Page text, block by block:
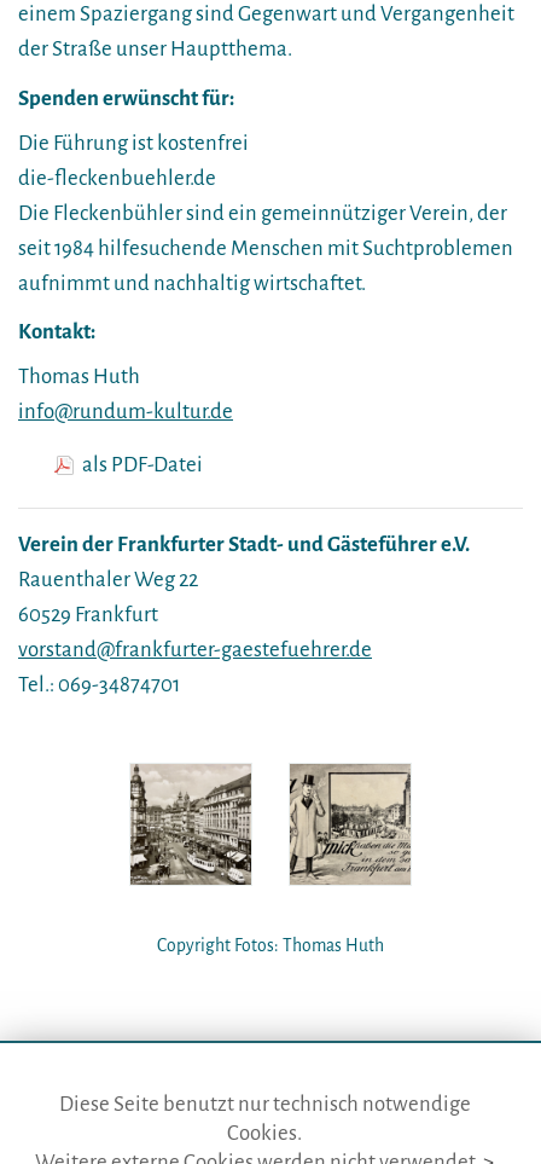
einem Spaziergang sind Gegenwart und Vergangenheit
der Straße unser Hauptthema.
Spenden erwünscht für:
Die Führung ist kostenfrei
die-fleckenbuehler.de
Die Fleckenbühler sind ein gemeinnütziger Verein, der
seit 1984 hilfesuchende Menschen mit Suchtproblemen
aufnimmt und nachhaltig wirtschaftet.
Kontakt:
Thomas Huth
info@rundum-kultur.de
als PDF-Datei
Verein der Frankfurter Stadt- und Gästeführer e.V.
Rauenthaler Weg 22
60529 Frankfurt
vorstand@frankfurter-gaestefuehrer.de
Tel.: 069-34874701
Copyright Fotos: Thomas Huth
die gästeführer · vertr. durch BVGD · Gustav-Adolf-Str. 33 · D-90439
Diese Seite benutzt nur technisch notwendige
Cookies.